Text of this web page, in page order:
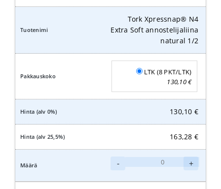
Tork Xpressnap® N4
Extra Soft annostelijaliina
natural 1/2
LTK (8 PKT/LTK)
130,10€
130,10 €
163,28 €
-
N4
+